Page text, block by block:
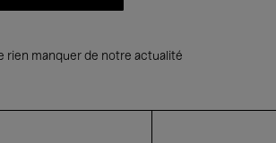
rien manquer de notre actualité